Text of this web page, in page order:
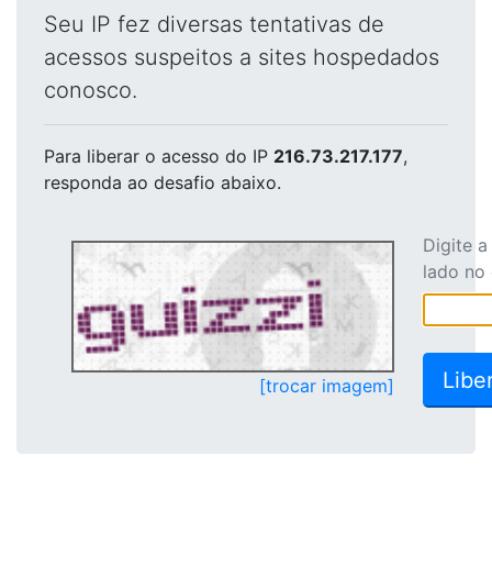
Seu IP fez diversas tentativas de
acessos suspeitos a sites hospedados
conosco.
Para liberar o acesso do IP 216.73.217.177,
responda ao desafio abaixo.
[trocar imagem]
Digite
lado no